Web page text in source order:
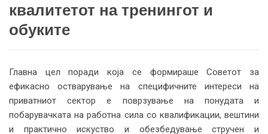
квалитетот на тренингот и
обуките
Главна цел поради која се формираше Советот за
ефикасно остварување на специфичните интереси на
приватниот сектор е поврзување на понудата и
побарувачката на работна сила со квалификации, вештини
и практично искуство и обезбедување стручен и